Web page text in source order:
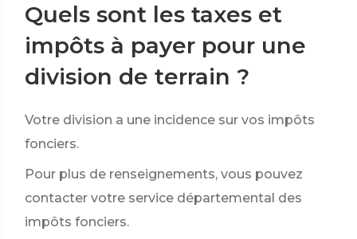
Quels sont les taxes et
impôts à payer pour une
division de terrain ?
Votre division a une incidence sur vos impôts
fonciers.
Pour plus de renseignements, vous pouvez
contacter votre service départemental des
impôts fonciers.